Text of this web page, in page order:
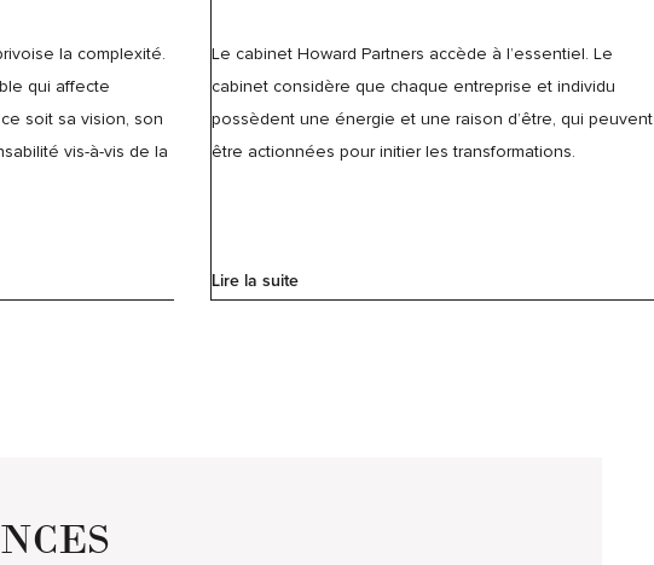
la complexité.
qui affecte
soit sa vision, son
vis-à-vis de la
Le cabinet Howard Partners accède à l’essentiel. Le
cabinet considère que chaque entreprise et individu
possèdent une énergie et une raison d’être, qui peuvent
être actionnées pour initier les transformations.
Lire la suite